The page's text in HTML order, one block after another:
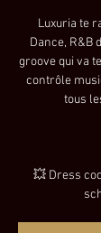
Luxuria te
Dance, R&B
groove qui va
contrôle
tous
💥 Dress